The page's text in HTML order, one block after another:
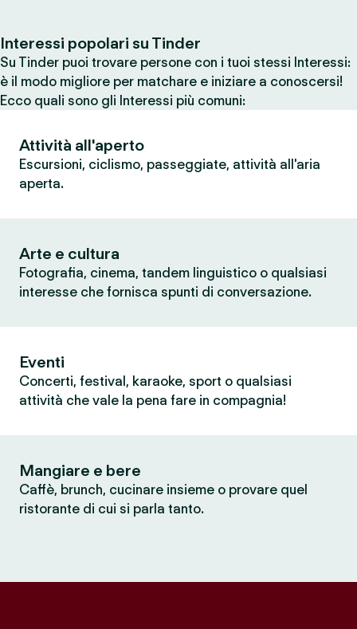
Interessi popolari su Tinder
Su Tinder puoi trovare persone con i tuoi stessi Interessi:
è il modo migliore per matchare e iniziare a conoscersi!
Ecco quali sono gli Interessi più comuni:
Attività all'aperto
Escursioni, ciclismo, passeggiate, attività all'aria
aperta.
Arte e cultura
Fotografia, cinema, tandem linguistico o qualsiasi
interesse che fornisca spunti di conversazione.
Eventi
Concerti, festival, karaoke, sport o qualsiasi
attività che vale la pena fare in compagnia!
Mangiare e bere
Caffè, brunch, cucinare insieme o provare quel
ristorante di cui si parla tanto.